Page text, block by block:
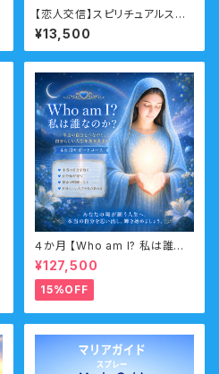
【恋人交信】スピリチュアルスク
ール 上級クラス 分割払い
¥13,500
４か月 【Who am I? 私は誰な
のか？】サポートコース なんの
ために生まれてきたのか？人生
の目的・使命・生きがいサポート
コース （人生の目的・魂の使命）
¥127,500
15%OFF